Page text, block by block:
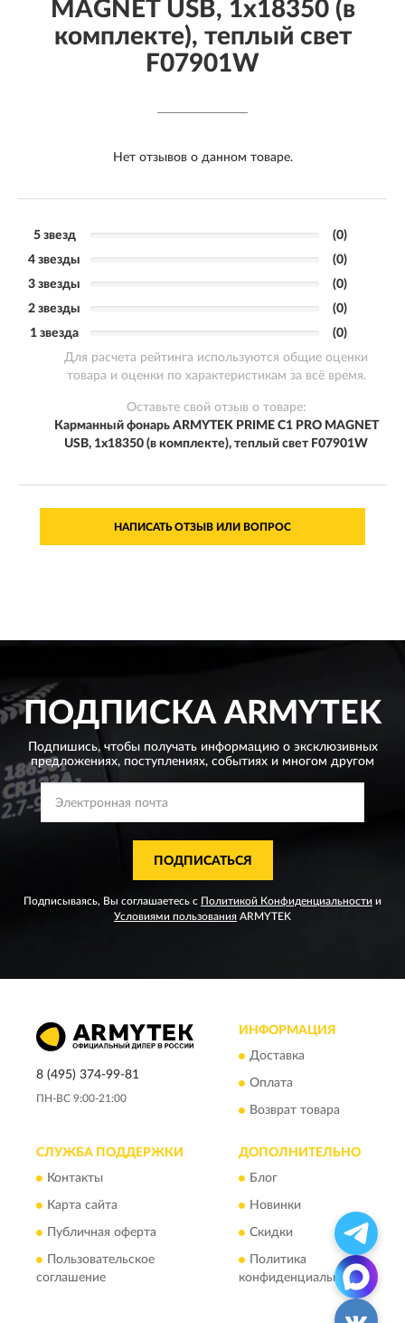
MAGNET USB, 1x18350 (в
комплекте), теплый свет
F07901W
Нет отзывов о данном товаре.
5 звезд
(0)
4 звезды
(0)
3 звезды
(0)
2 звезды
(0)
1 звезда
(0)
Для расчета рейтинга используются общие оценки
товара и оценки по характеристикам за всё время.
Оставьте свой отзыв о товаре:
Карманный фонарь ARMYTEK PRIME C1 PRO MAGNET
USB, 1x18350 (в комплекте), теплый свет F07901W
НАПИСАТЬ ОТЗЫВ ИЛИ ВОПРОС
ПОДПИСКА ARMYTEK
Подпишись, чтобы получать информацию о эксклюзивных
предложениях, поступлениях, событиях и многом другом
ПОДПИСАТЬСЯ
Подписываясь, Вы соглашаетесь с Политикой Конфиденциальности и
Условиями пользования ARMYTEK
8 (495) 374-99-81
ПН-ВС 9:00-21:00
ИНФОРМАЦИЯ
Доставка
Оплата
Возврат товара
СЛУЖБА ПОДДЕРЖКИ
Контакты
Карта сайта
Публичная оферта
Пользовательское
соглашение
ДОПОЛНИТЕЛЬНО
Блог
Новинки
Скидки
Политика
конфиденциальности